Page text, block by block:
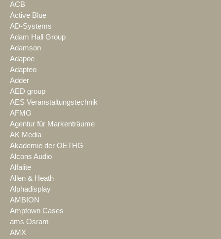
ACB
Active Blue
AD-Systems
Adam Hall Group
Adamson
Adapoe
Adapteo
Adder
AED group
AES Veranstaltungstechnik
AFMG
Agentur für Markenträume
AK Media
Akademie der OETHG
Alcons Audio
Alfalite
Allen & Heath
Alphadisplay
AMBION
Amptown Cases
ams Osram
AMX